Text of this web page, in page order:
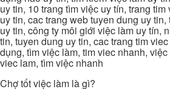
uy tin, 10 trang tìm việc uy tín, trang
uy tin, cac trang web tuyen dung uy
uy tin, công ty môi giới việc làm uy tín,
tin, tuyen dung uy tin, cac trang tim
dụng, tìm việc làm, tim viec nhanh,
viec lam, tìm việc nhanh
Chợ tốt việc làm là gì?